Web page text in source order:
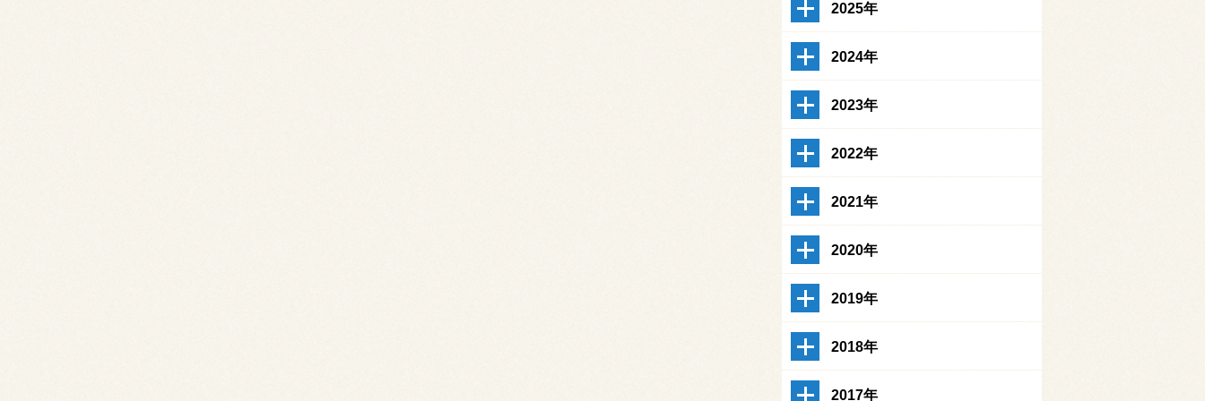
2025年
2024年
2023年
2022年
2021年
2020年
2019年
2018年
2017年